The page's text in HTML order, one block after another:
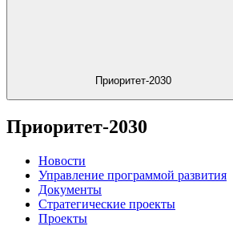
Приоритет-2030
Приоритет-2030
Новости
Управление программой развития
Документы
Стратегические проекты
Проекты